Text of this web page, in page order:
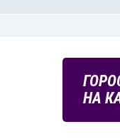
В
НА